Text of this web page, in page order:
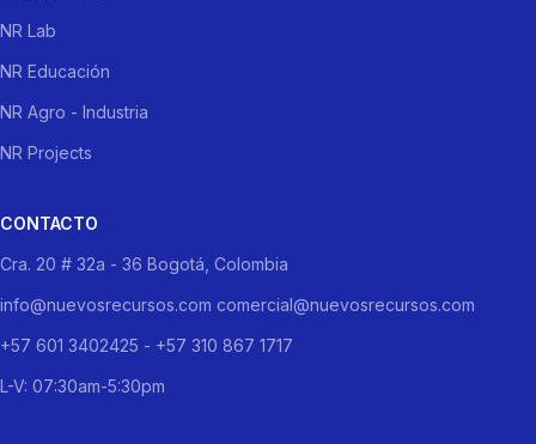
NR Lab
NR Educación
NR Agro - Industria
NR Projects
CONTACTO
Cra. 20 # 32a - 36 Bogotá, Colombia
info@nuevosrecursos.com comercial@nuevosrecursos.com
+57 601 3402425 - +57 310 867 1717
L-V: 07:30am-5:30pm